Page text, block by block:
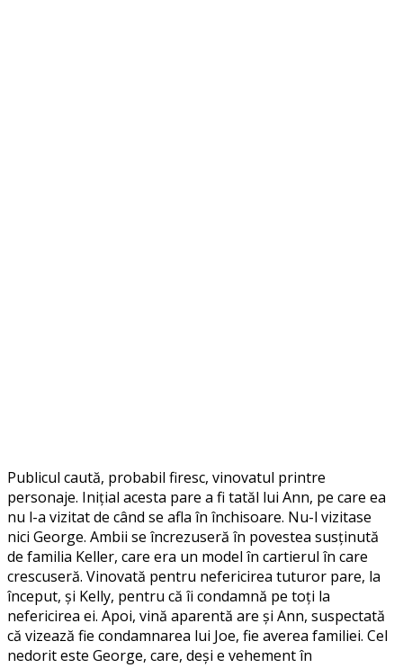
Publicul caută, probabil firesc, vinovatul printre
personaje. Inițial acesta pare a fi tatăl lui Ann, pe care ea
nu l-a vizitat de când se afla în închisoare. Nu-l vizitase
nici George. Ambii se încrezuseră în povestea susținută
de familia Keller, care era un model în cartierul în care
crescuseră. Vinovată pentru nefericirea tuturor pare, la
început, și Kelly, pentru că îi condamnă pe toți la
nefericirea ei. Apoi, vină aparentă are și Ann, suspectată
că vizează fie condamnarea lui Joe, fie averea familiei. Cel
nedorit este George, care, deși e vehement în